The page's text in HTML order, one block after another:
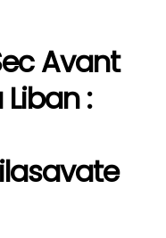
Avant
Liban :